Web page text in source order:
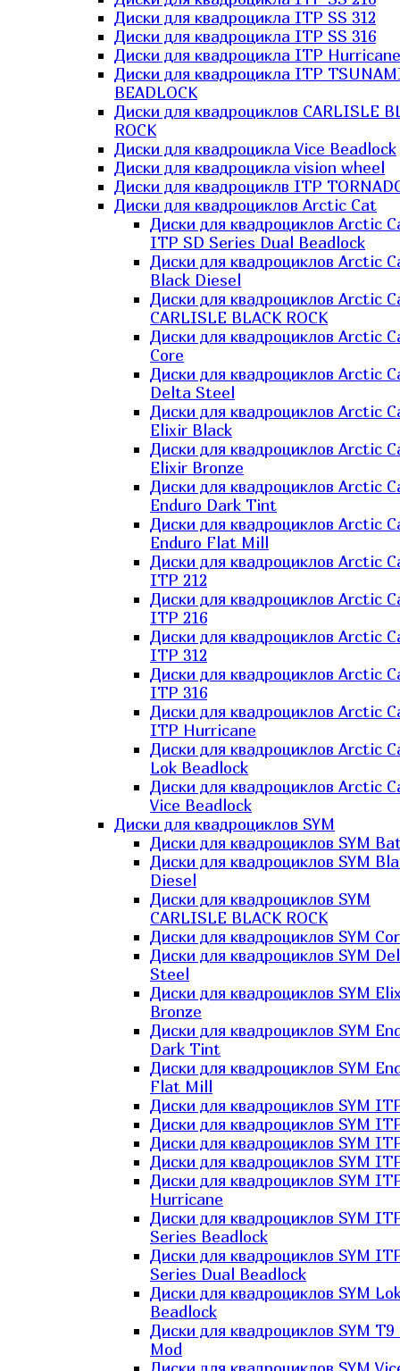
Диски для квадроцикла ITP SS 312
Диски для квадроцикла ITP SS 316
Диски для квадроцикла ITP Hurricane
Диски для квадроцикла ITP
BEADLOCK
Диски для квадроциклов CARLISLE
ROCK
Диски для квадроцикла Vice Beadlock
Диски для квадроцикла vision wheel
Диски для квадроциклв ITP
Диски для квадроциклов Arctic Cat
Диски для квадроциклов Arctic
ITP SD Series Dual Beadlock
Диски для квадроциклов Arctic
Black Diesel
Диски для квадроциклов Arctic
CARLISLE BLACK ROCK
Диски для квадроциклов Arctic
Core
Диски для квадроциклов Arctic
Delta Steel
Диски для квадроциклов Arctic
Elixir Black
Диски для квадроциклов Arctic
Elixir Bronze
Диски для квадроциклов Arctic
Enduro Dark Tint
Диски для квадроциклов Arctic
Enduro Flat Mill
Диски для квадроциклов Arctic
ITP 212
Диски для квадроциклов Arctic
ITP 216
Диски для квадроциклов Arctic
ITP 312
Диски для квадроциклов Arctic
ITP 316
Диски для квадроциклов Arctic
ITP Hurricane
Диски для квадроциклов Arctic
Lok Beadlock
Диски для квадроциклов Arctic
Vice Beadlock
Диски для квадроциклов SYM
Диски для квадроциклов SYM
Диски для квадроциклов SYM
Diesel
Диски для квадроциклов SYM
CARLISLE BLACK ROCK
Диски для квадроциклов SYM
Диски для квадроциклов SYM
Steel
Диски для квадроциклов SYM
Bronze
Диски для квадроциклов SYM
Dark Tint
Диски для квадроциклов SYM
Flat Mill
Диски для квадроциклов SYM
Диски для квадроциклов SYM
Диски для квадроциклов SYM
Диски для квадроциклов SYM
Диски для квадроциклов SYM
Hurricane
Диски для квадроциклов SYM
Series Beadlock
Диски для квадроциклов SYM
Series Dual Beadlock
Диски для квадроциклов SYM
Beadlock
Диски для квадроциклов SYM T9
Mod